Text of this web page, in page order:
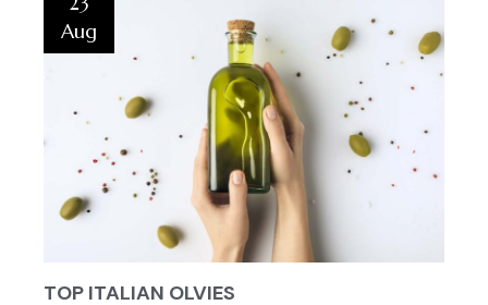
Aug
TOP ITALIAN OLVIES